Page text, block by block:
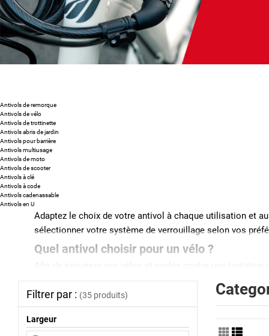
Antivols de remorque
Antivols de vélo
Antivols de trottinette
Antivols abris de jardin
Antivols pour barrière
Antivols multiusage
Antivols de moto
Antivols de scooter
Antivols à clé
Antivols à code
Antivols cadenassable
Antivols en U
Adaptez le choix de votre antivol à chaque utilisation et
sélectionner votre système de verrouillage selon vos
Quel antivol choisir pour un vélo ?
Afin de sécuriser vos vélos et cycles contre une tentative
classiquepour les arrêts de courtes durée mais il est
de sécurité.
un antivol à câble et cadenas pour utiliser une longueur
Filtrer par : (35 produits)
Largeur